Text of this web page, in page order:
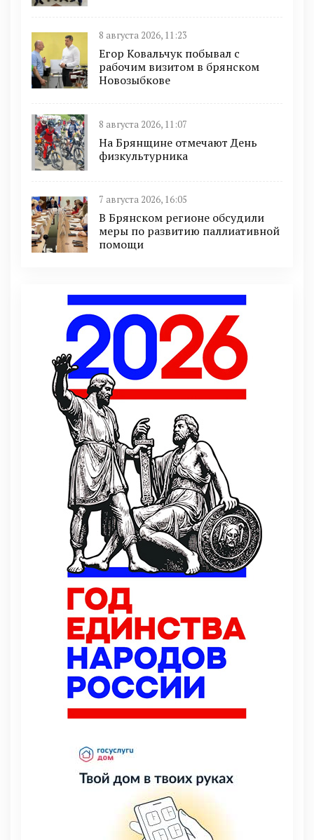
8 августа 2026, 11:23
Егор Ковальчук побывал с
рабочим визитом в брянском
Новозыбкове
8 августа 2026, 11:07
На Брянщине отмечают День
физкультурника
7 августа 2026, 16:05
В Брянском регионе обсудили
меры по развитию паллиативной
помощи